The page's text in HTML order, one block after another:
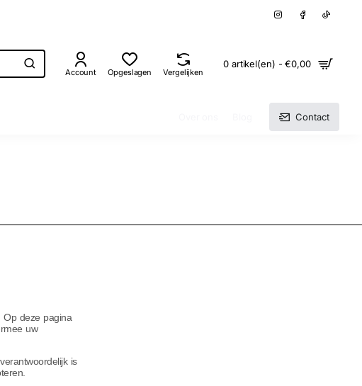
Account Opgeslagen Vergelijken
0 artikel(en) - €0,00
Contact
Op deze pagina
uw
is